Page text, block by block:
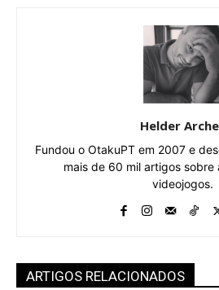
Helder
Fundou o OtakuPT em 2007 e
mais de 60 mil artigos sobre
videojogos.
ARTIGOS RELACIONADOS